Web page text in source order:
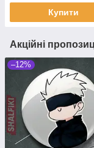
Купити
Акційні
–12%